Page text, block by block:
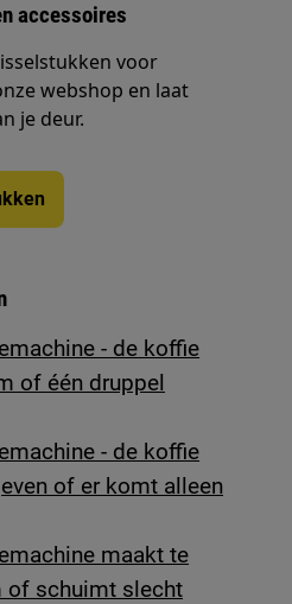
accessoires
voor
webshop en laat
je deur.
- de koffie
of één druppel
- de koffie
of er komt alleen
maakt te
of schuimt slecht